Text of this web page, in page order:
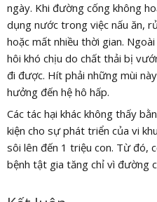
ngày. Khi đường cống không
dụng nước trong việc nấu ăn,
hoặc mất nhiều thời gian.
hôi khó chịu do chất thải bị
đi được. Hít phải những mùi
hưởng đến hệ hô hấp.
Các tác hại khác không thấy
kiện cho sự phát triển của vi
sôi lên đến 1 triệu con. Từ đó,
bệnh tật gia tăng chỉ vì đường